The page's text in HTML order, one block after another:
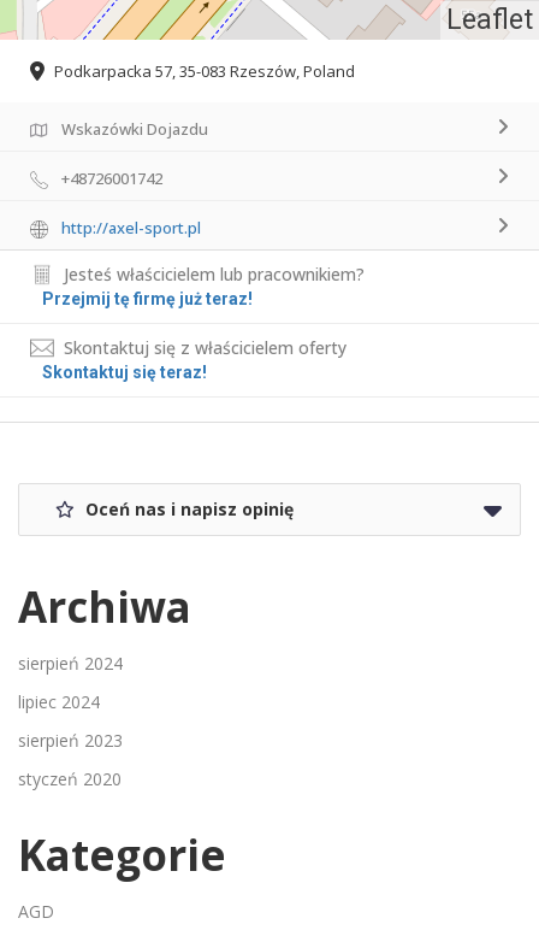
Leaflet
Podkarpacka 57, 35-083 Rzeszów, Poland
Wskazówki Dojazdu
+48726001742
http://axel-sport.pl
Jesteś właścicielem lub pracownikiem?
Przejmij tę firmę już teraz!
Skontaktuj się z właścicielem oferty
Skontaktuj się teraz!
Oceń nas i napisz opinię
Archiwa
sierpień 2024
lipiec 2024
sierpień 2023
styczeń 2020
Kategorie
AGD